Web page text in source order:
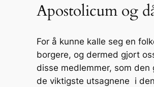
Apostolicum og
For å kunne kalle seg en
borgere, og dermed gjort
disse medlemmer, som
de viktigste utsagnene i